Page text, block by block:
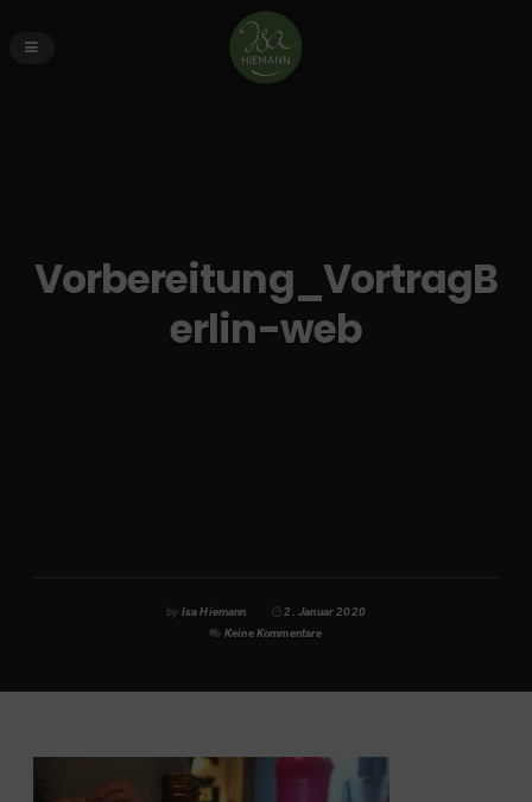
Vorbereitung_VortragB
erlin-web
by Isa Hiemann
2. Januar 2020
Keine Kommentare